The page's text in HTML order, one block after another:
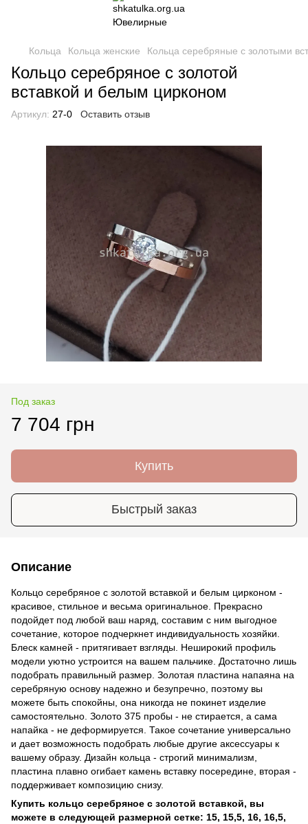
Кольца Кольца женские Кольца серебряные с золотыми
Кольцо серебряное с золотой
вставкой и белым цирконом
Артикул: 27-0 Оставить отзыв
Под заказ
7 704 грн
Купить
Быстрый заказ
Описание
Кольцо серебряное с золотой вставкой и белым цирконом -
красивое, стильное и весьма оригинальное. Прекрасно
подойдет под любой ваш наряд, составим с ним выгодное
сочетание, которое подчеркнет индивидуальность хозяйки.
Блеск камней - притягивает взгляды. Неширокий профиль
модели уютно устроится на вашем пальчике. Достаточно лишь
подобрать правильный размер. Золотая пластина напаяна на
серебряную основу надежно и безупречно, поэтому вы
можете быть спокойны, она никогда не покинет изделие
самостоятельно. Золото 375 пробы - не стирается, а сама
напайка - не деформируется. Такое сочетание универсально
и дает возможность подобрать любые другие аксессуары к
вашему образу. Дизайн кольца - строгий минимализм,
пластина плавно огибает камень вставку посередине, вторая -
поддерживает композицию снизу.
Купить кольцо серебряное с золотой вставкой, вы
можете в следующей размерной сетке: 15, 15,5, 16, 16,5,